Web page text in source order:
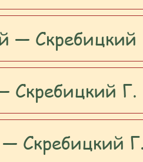
— Скребицкий
Скребицкий Г.
— Скребицкий